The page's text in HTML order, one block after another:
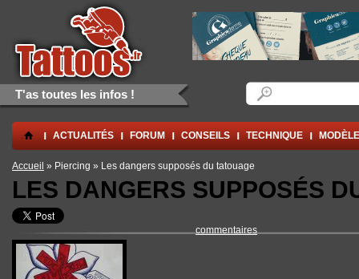
Aller au contenu principal
Skip to navigation
T'as toutes les infos !
. ACTUALITÉS FORUM CONSEILS TECHNIQUE
Vous êtes ici
Accueil » Piercing » Les dangers supposés du tatouage
LES DANGERS SUPPOSÉS
commentaires